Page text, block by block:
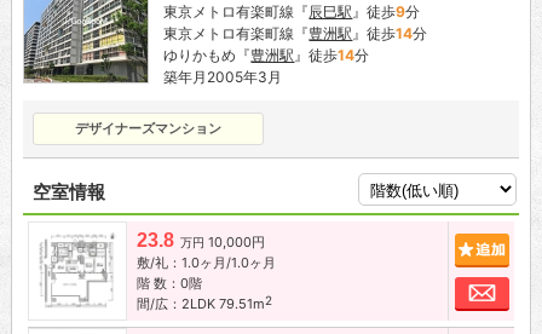
東京メトロ有楽町線『辰巳駅 』徒歩9分
東京メトロ有楽町線『豊洲駅 』徒歩14分
ゆりかもめ『豊洲駅 』徒歩14分
築年月2005年3月
デザイナーズマンション
空室情報
23.8 万円 10,000円
敷/礼：1.0ヶ月/1.0ヶ月
階 数：0階
間/広：2LDK 79.51m2
追加
お